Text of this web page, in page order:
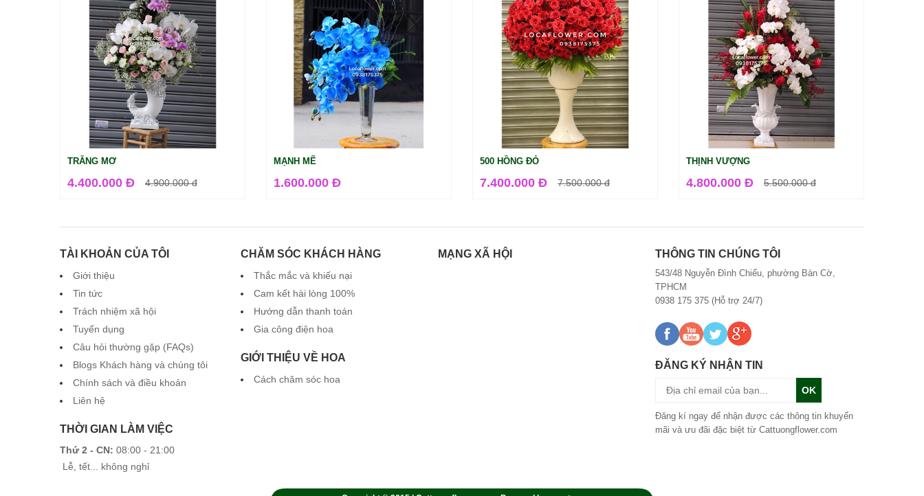
TRĂNG MƠ
4.400.000 Đ 4.900.000đ
MẠNH MẼ
1.600.000 Đ
500 HỒNG ĐỎ
7.400.000 Đ 7.500.000đ
THỊNH VƯỢNG
4.800.000 Đ 5.500.000đ
TÀI KHOẢN CỦA TÔI
Giới thiệu
Tin tức
Trách nhiệm xã hội
Tuyển dụng
Câu hỏi thường gặp (FAQs)
Blogs Khách hàng và chúng tôi
Chính sách và điều khoản
Liên hệ
CHĂM SÓC KHÁCH HÀNG
Thắc mắc và khiếu nại
Cam kết hài lòng 100%
Hướng dẫn thanh toán
Gia công điện hoa
GIỚI THIỆU VỀ HOA
Cách chăm sóc hoa
THỜI GIAN LÀM VIỆC
Thứ 2 - CN: 08:00 - 21:00
Lễ, tết... không nghỉ
MẠNG XÃ HỘI THÔNG TIN CHÚNG TÔI
543/48 Nguyễn Đình Chiểu, phường Bàn Cờ,
TPHCM
0938 175 375 (Hỗ trợ 24/7)
ĐĂNG KÝ NHẬN TIN
OK
Đăng kí ngay để nhận được các thông tin khuyến
mãi và ưu đãi đặc biệt từ Cattuongflower.com